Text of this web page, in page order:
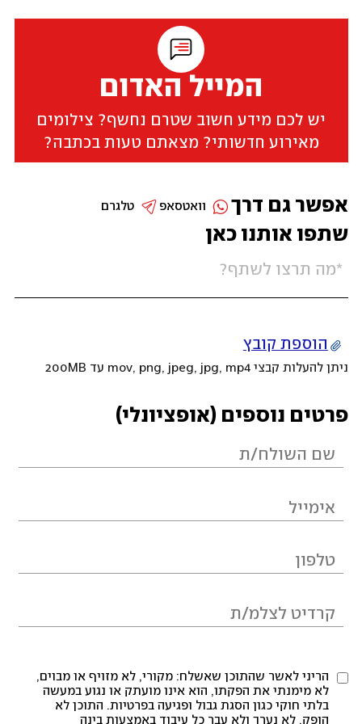
המייל האדום
יש לכם מידע חשוב שטרם נחשף? צילומים
מאירוע חדשותי? מצאתם טעות בכתבה?
שתפו אותנו כאן
הוספת קובץ
ניתן להעלות קבצי mov, png, jpeg, jpg, mp4 עד 200MB
פרטים נוספים (אופציונלי)
הריני לאשר שהתוכן שאשלח: מקורי, לא מזויף או מבוים,
לא מימנתי את הפקתו, הוא אינו מועתק או נגוע במעשה
בלתי חוקי כגון הסגת גבול ופגיעה בפרטיות. התוכן לא
הופק, לא נערך ולא עבר כל עיבוד באמצעות בינה
אפשר גם דרך טלגרם וואטסאפ